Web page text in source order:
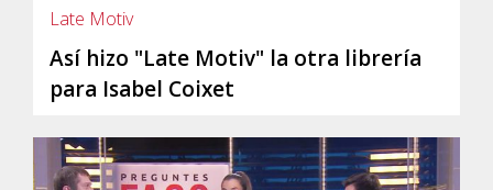
Late Motiv
Así hizo "Late Motiv" la otra librería
para Isabel Coixet